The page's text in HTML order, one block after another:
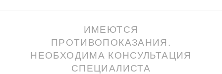
ИМЕЮТСЯ
ПРОТИВОПОКАЗАНИЯ.
НЕОБХОДИМА КОНСУЛЬТАЦИЯ
СПЕЦИАЛИСТА